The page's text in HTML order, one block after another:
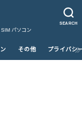
SEARCH
パソコン
その他 プライバシ